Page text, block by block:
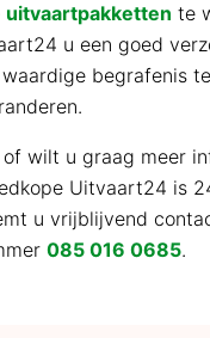
uitvaartpakketten te
u een goed
begrafenis
wilt u graag meer
Uitvaart24 is
u vrijblijvend
085 016 0685.